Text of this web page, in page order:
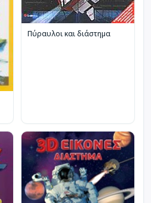
Πύραυλοι και διάστημα